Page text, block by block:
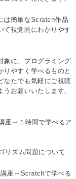
は簡単なScratch作品
て視覚的にわかりやす
象に、プログラミング
りやすく学べるものと
なたでも気軽にご視聴
お願いいたします。
～１時間で学べるア
リズム問題について
座～Scratchで学べる